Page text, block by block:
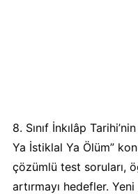
8. Sınıf İnkılâp
Ya İstiklal Ya Ölüm”
çözümlü test soruları,
artırmayı hedefler.